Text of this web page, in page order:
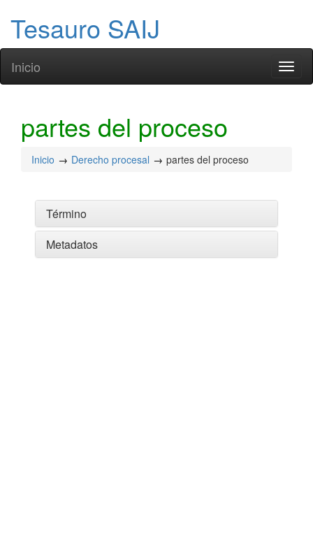
Tesauro SAIJ
Inicio
partes del proceso
Inicio Derecho procesal partes del proceso
Término
Metadatos